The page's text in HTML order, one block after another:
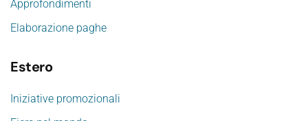
Approfondimenti
Elaborazione paghe
Estero
Iniziative promozionali